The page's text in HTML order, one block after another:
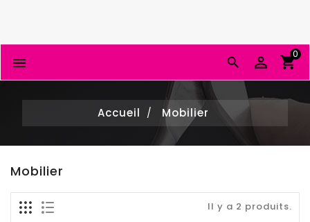

0

Accueil Mobilier
Mobilier
Il y a 2 produits.